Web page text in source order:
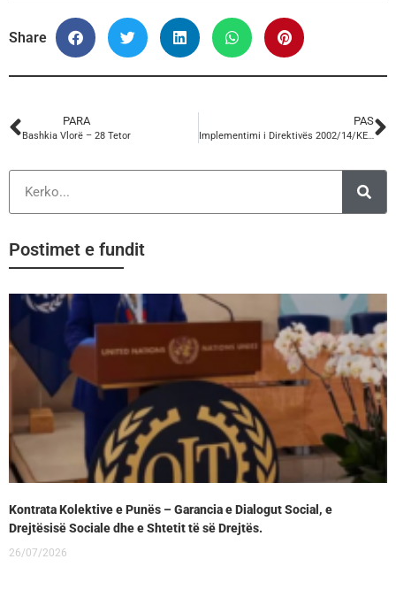
Share
PARA
Bashkia Vlorë – 28 Tetor
PAS
Implementimi i Direktivës 2002/14/KE të Parlamentit Europian dhe Këshillit Europian të 11 marsit 2002
Postimet e fundit
Kontrata Kolektive e Punës – Garancia e Dialogut Social, e
Drejtësisë Sociale dhe e Shtetit të së Drejtës.
26/07/2026